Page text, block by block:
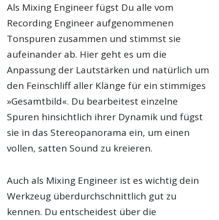
Als Mixing Engineer fügst Du alle vom
Recording Engineer aufgenommenen
Tonspuren zusammen und stimmst sie
aufeinander ab. Hier geht es um die
Anpassung der Lautstärken und natürlich um
den Feinschliff aller Klänge für ein stimmiges
»Gesamtbild«. Du bearbeitest einzelne
Spuren hinsichtlich ihrer Dynamik und fügst
sie in das Stereopanorama ein, um einen
vollen, satten Sound zu kreieren.
Auch als Mixing Engineer ist es wichtig dein
Werkzeug überdurchschnittlich gut zu
kennen. Du entscheidest über die